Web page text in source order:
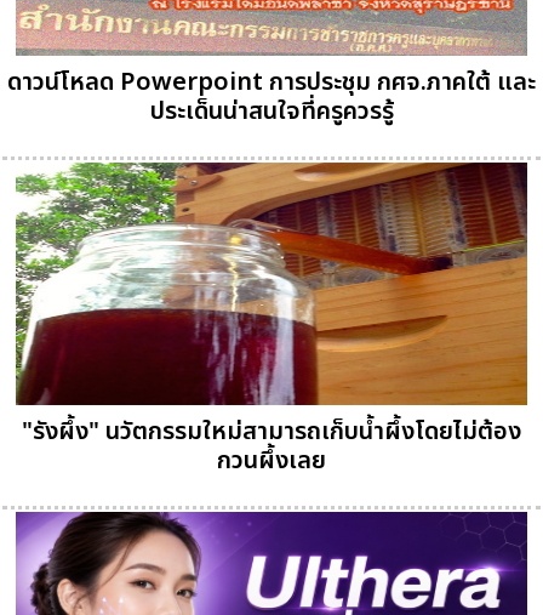
ดาวน์โหลด Powerpoint การประชุม กศจ.ภาคใต้ และ
ประเด็นน่าสนใจที่ครูควรรู้
"รังผึ้ง" นวัตกรรมใหม่สามารถเก็บน้ำผึ้งโดยไม่ต้อง
กวนผึ้งเลย